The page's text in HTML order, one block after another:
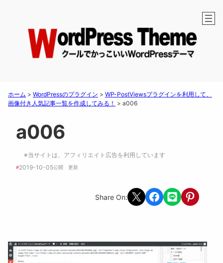
ホーム > WordPressのプラグイン > WP-PostViewsプラグインを利用して、
画像付き人気記事一覧を作成してみる！ > a006
a006
※当サイトは、アフィリエイト広告を利用しています
#2019-10-05公開 更新
Share On: Share on X Share on Facebook
Share on LINEShare on